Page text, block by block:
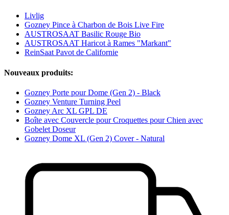
Livlig
Gozney Pince à Charbon de Bois Live Fire
AUSTROSAAT Basilic Rouge Bio
AUSTROSAAT Haricot à Rames "Markant"
ReinSaat Pavot de Californie
Nouveaux produits:
Gozney Porte pour Dome (Gen 2) - Black
Gozney Venture Turning Peel
Gozney Arc XL GPL DE
Boîte avec Couvercle pour Croquettes pour Chien avec
Gobelet Doseur
Gozney Dome XL (Gen 2) Cover - Natural